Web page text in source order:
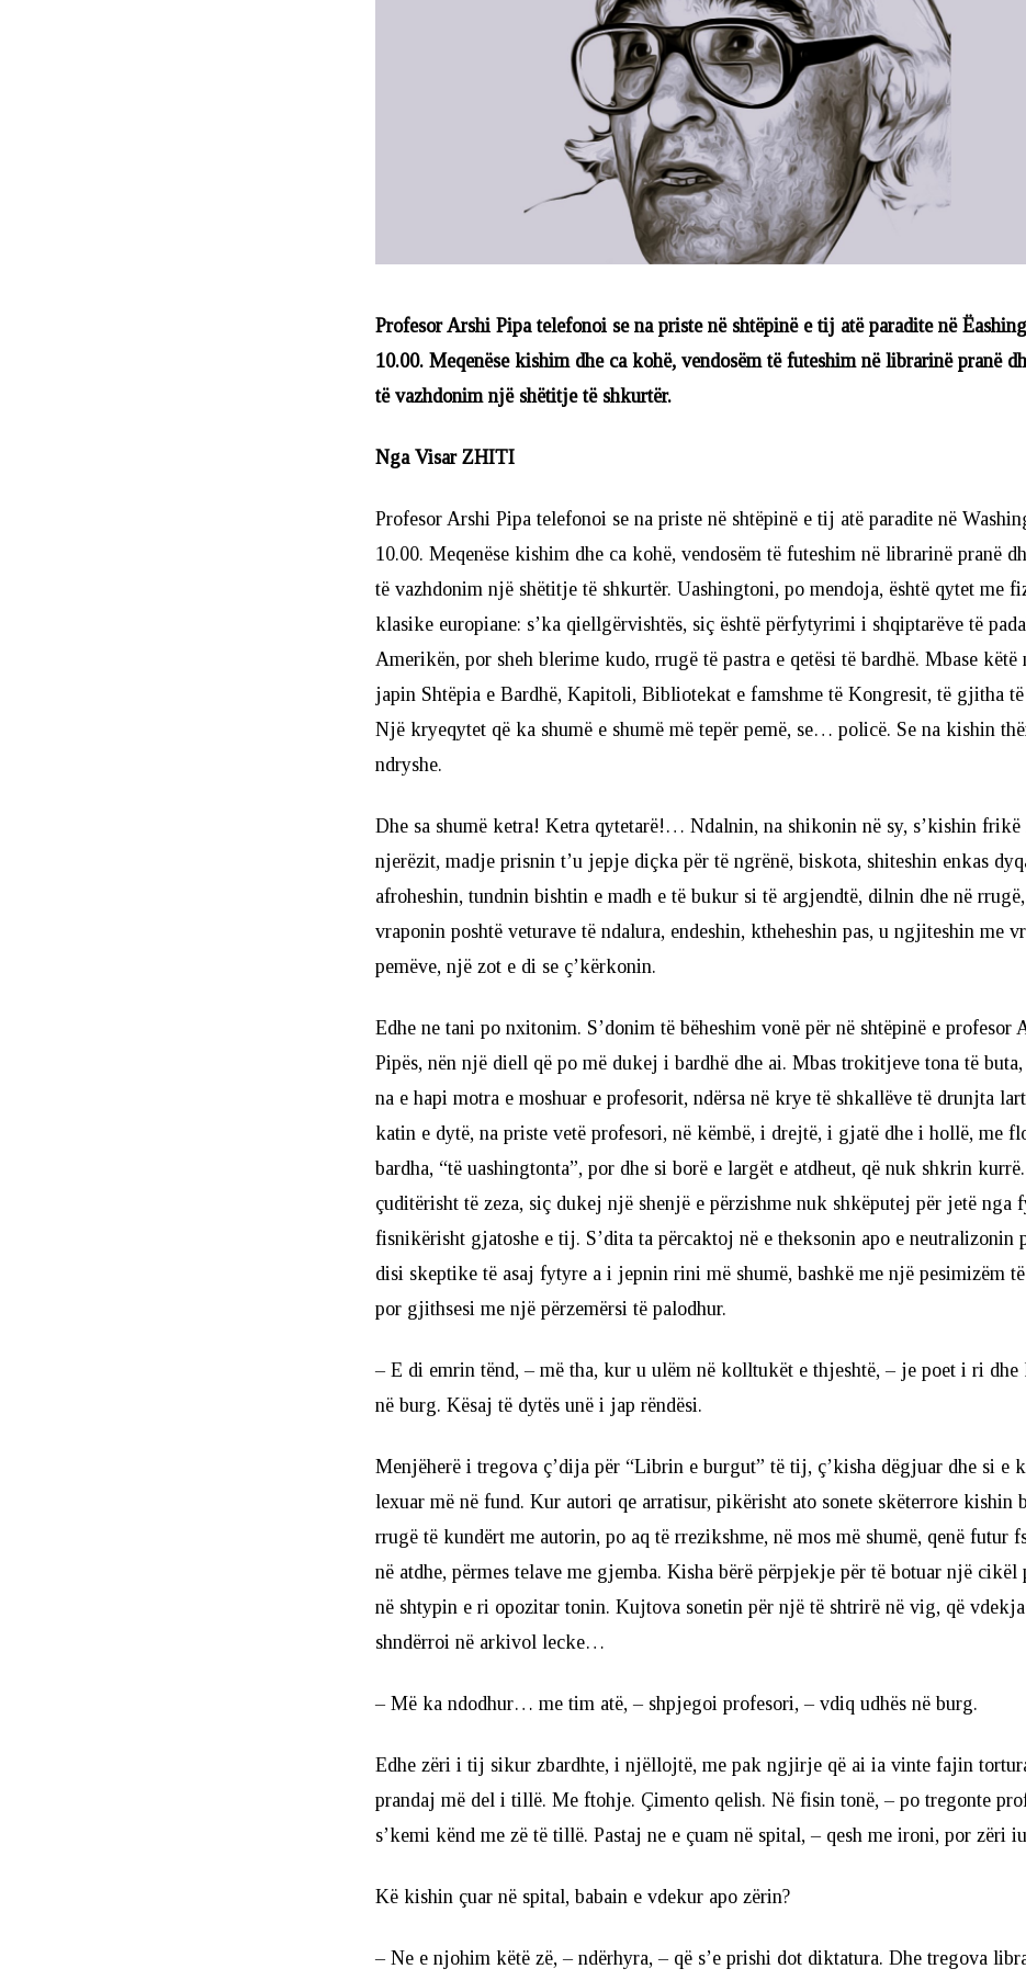
Profesor Arshi Pipa telefonoi se na priste në shtëpinë e tij atë paradite në
10.00. Meqenëse kishim dhe ca kohë, vendosëm të futeshim në librarinë pranë
të vazhdonim një shëtitje të shkurtër.
Nga Visar ZHITI
Profesor Arshi Pipa telefonoi se na priste në shtëpinë e tij atë paradite në
10.00. Meqenëse kishim dhe ca kohë, vendosëm të futeshim në librarinë pranë
të vazhdonim një shëtitje të shkurtër. Uashingtoni, po mendoja, është qytet me
klasike europiane: s’ka qiellgërvishtës, siç është përfytyrimi i shqiptarëve të
Amerikën, por sheh blerime kudo, rrugë të pastra e qetësi të bardhë. Mbase këtë
japin Shtëpia e Bardhë, Kapitoli, Bibliotekat e famshme të Kongresit, të gjitha të
Një kryeqytet që ka shumë e shumë më tepër pemë, se… policë. Se na kishin
ndryshe.
Dhe sa shumë ketra! Ketra qytetarë!… Ndalnin, na shikonin në sy, s’kishin frikë
njerëzit, madje prisnin t’u jepje diçka për të ngrënë, biskota, shiteshin enkas
afroheshin, tundnin bishtin e madh e të bukur si të argjendtë, dilnin dhe në rrugë,
vraponin poshtë veturave të ndalura, endeshin, ktheheshin pas, u ngjiteshin me
pemëve, një zot e di se ç’kërkonin.
Edhe ne tani po nxitonim. S’donim të bëheshim vonë për në shtëpinë e profesor
Pipës, nën një diell që po më dukej i bardhë dhe ai. Mbas trokitjeve tona të buta,
na e hapi motra e moshuar e profesorit, ndërsa në krye të shkallëve të drunjta
katin e dytë, na priste vetë profesori, në këmbë, i drejtë, i gjatë dhe i hollë, me
bardha, “të uashingtonta”, por dhe si borë e largët e atdheut, që nuk shkrin
çuditërisht të zeza, siç dukej një shenjë e përzishme nuk shkëputej për jetë nga
fisnikërisht gjatoshe e tij. S’dita ta përcaktoj në e theksonin apo e neutralizonin
disi skeptike të asaj fytyre a i jepnin rini më shumë, bashkë me një pesimizëm
por gjithsesi me një përzemërsi të palodhur.
– E di emrin tënd, – më tha, kur u ulëm në kolltukët e thjeshtë, – je poet i ri dhe
në burg. Kësaj të dytës unë i jap rëndësi.
Menjëherë i tregova ç’dija për “Librin e burgut” të tij, ç’kisha dëgjuar dhe si e
lexuar më në fund. Kur autori qe arratisur, pikërisht ato sonete skëterrore kishin
rrugë të kundërt me autorin, po aq të rrezikshme, në mos më shumë, qenë futur
në atdhe, përmes telave me gjemba. Kisha bërë përpjekje për të botuar një cikël
në shtypin e ri opozitar tonin. Kujtova sonetin për një të shtrirë në vig, që
shndërroi në arkivol lecke…
– Më ka ndodhur… me tim atë, – shpjegoi profesori, – vdiq udhës në burg.
Edhe zëri i tij sikur zbardhte, i njëllojtë, me pak ngjirje që ai ia vinte fajin
prandaj më del i tillë. Me ftohje. Çimento qelish. Në fisin tonë, – po tregonte
s’kemi kënd me zë të tillë. Pastaj ne e çuam në spital, – qesh me ironi, por zëri
Kë kishin çuar në spital, babain e vdekur apo zërin?
– Ne e njohim këtë zë, – ndërhyra, – që s’e prishi dot diktatura. Dhe tregova